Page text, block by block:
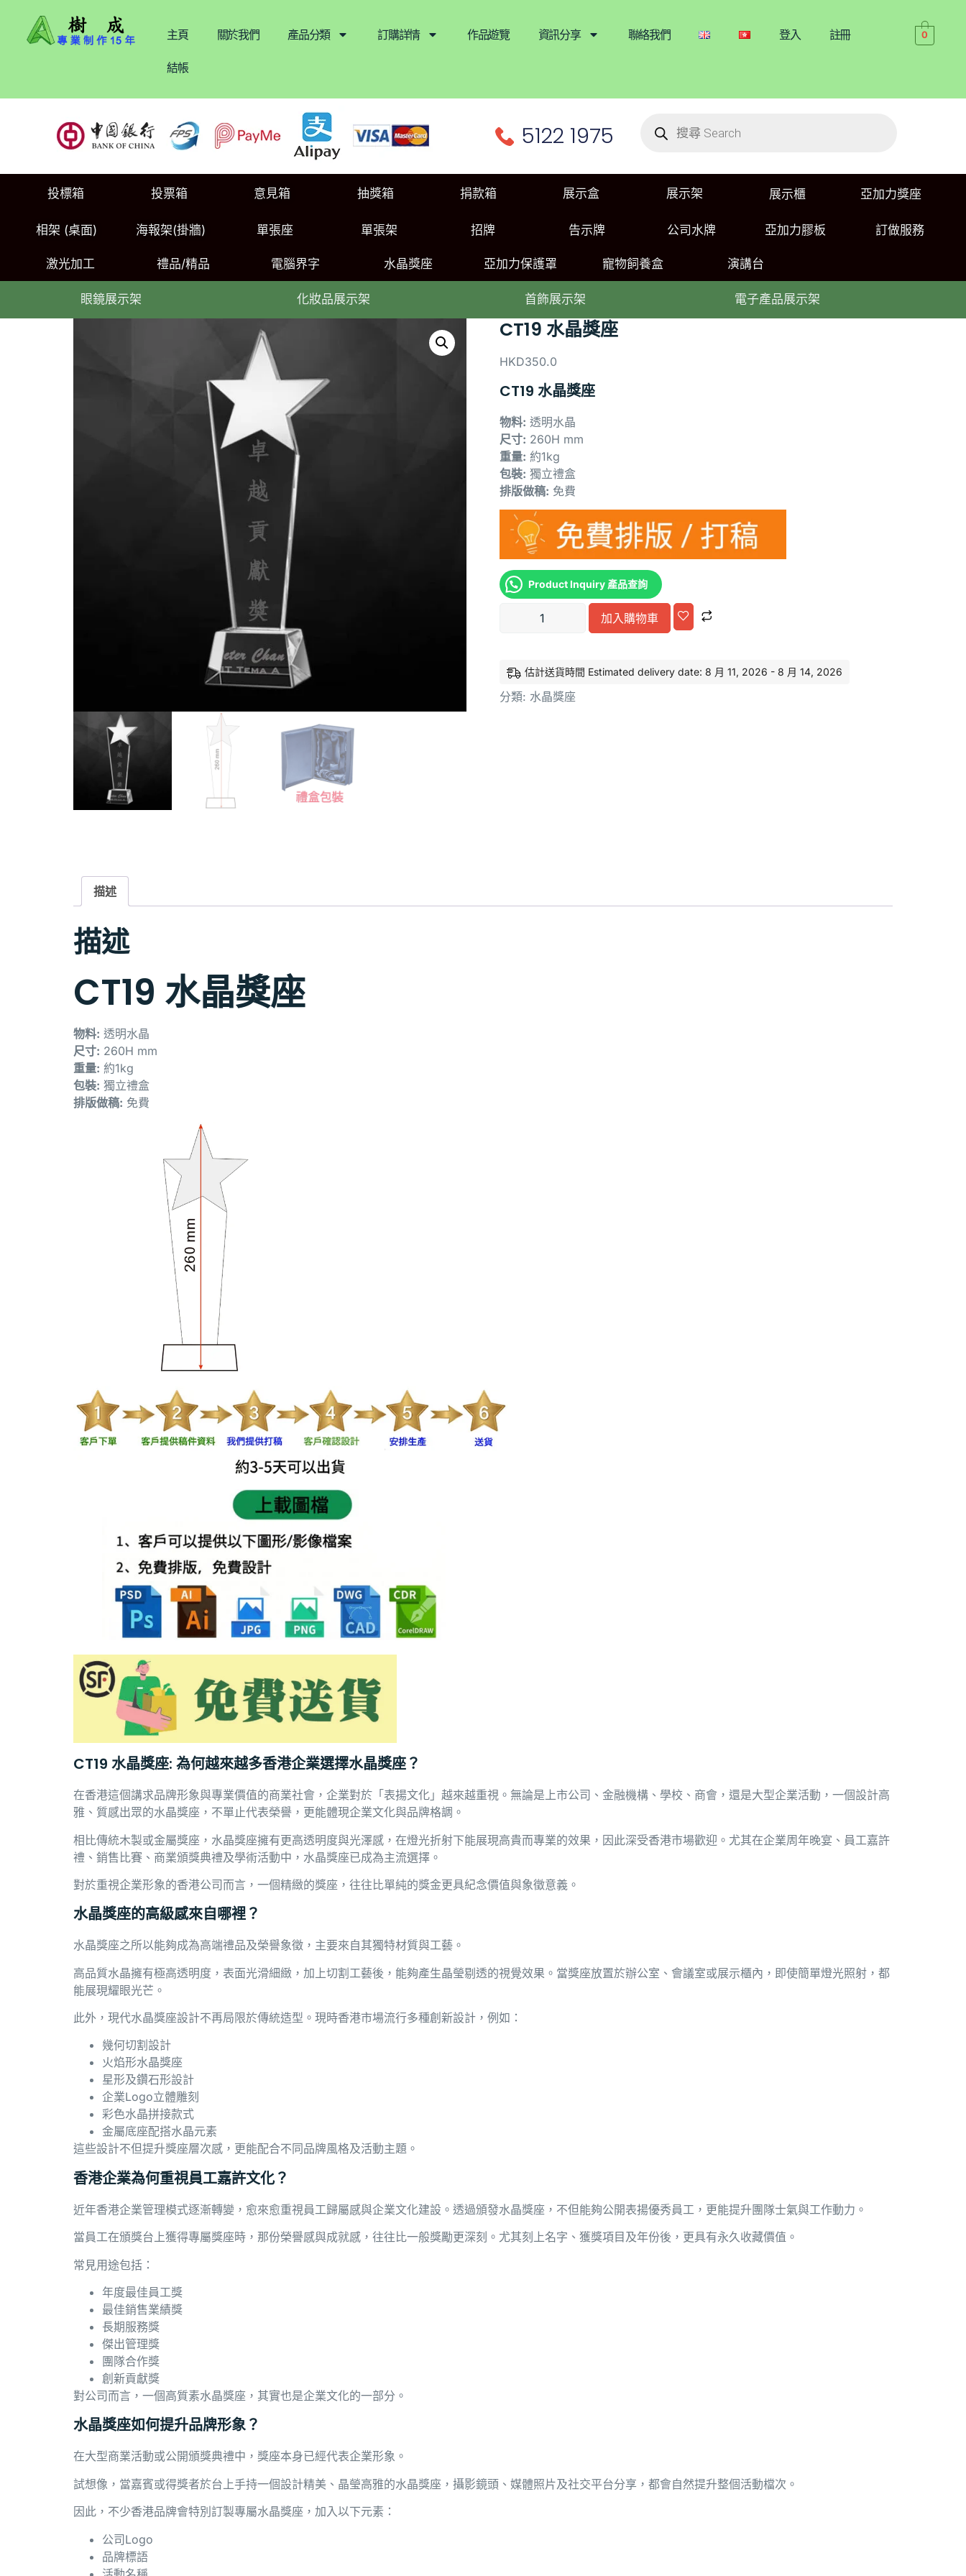
主頁 關於我們 產品分類 訂購詳情 作品遊覽 資訊分享 聯絡我們 登入 註冊
結帳
0
5122 1975
投標箱 投票箱 意見箱 抽獎箱 捐款箱 展示盒 展示架 展示櫃 亞加力獎座
相架 (桌面) 海報架(掛牆) 單張座 單張架 招牌 告示牌 公司水牌 亞加力膠板 訂做服務
激光加工 禮品/精品 電腦界字 水晶獎座 亞加力保護罩 寵物飼養盒 演講台
眼鏡展示架 化妝品展示架 首飾展示架 電子產品展示架
CT19 水晶獎座
HKD350.0
CT19 水晶獎座
物料: 透明水晶
尺寸: 260H mm
重量: 約1kg
包裝: 獨立禮盒
排版做稿: 免費
Product Inquiry 產品查詢
加入購物車
估計送貨時間 Estimated delivery date: 8 月 11, 2026 - 8 月 14, 2026
分類: 水晶獎座
描述
描述
CT19 水晶獎座
物料: 透明水晶
尺寸: 260H mm
重量: 約1kg
包裝: 獨立禮盒
排版做稿: 免費
CT19 水晶獎座: 為何越來越多香港企業選擇水晶獎座？
在香港這個講求品牌形象與專業價值的商業社會，企業對於「表揚文化」越來越重視。無論是上市公司、金融機構、學校、商會，還是大型企業活動，一個設計高
雅、質感出眾的水晶獎座，不單止代表榮譽，更能體現企業文化與品牌格調。
相比傳統木製或金屬獎座，水晶獎座擁有更高透明度與光澤感，在燈光折射下能展現高貴而專業的效果，因此深受香港市場歡迎。尤其在企業周年晚宴、員工嘉許
禮、銷售比賽、商業頒獎典禮及學術活動中，水晶獎座已成為主流選擇。
對於重視企業形象的香港公司而言，一個精緻的獎座，往往比單純的獎金更具紀念價值與象徵意義。
水晶獎座的高級感來自哪裡？
水晶獎座之所以能夠成為高端禮品及榮譽象徵，主要來自其獨特材質與工藝。
高品質水晶擁有極高透明度，表面光滑細緻，加上切割工藝後，能夠產生晶瑩剔透的視覺效果。當獎座放置於辦公室、會議室或展示櫃內，即使簡單燈光照射，都
能展現耀眼光芒。
此外，現代水晶獎座設計不再局限於傳統造型。現時香港市場流行多種創新設計，例如：
幾何切割設計
火焰形水晶獎座
星形及鑽石形設計
企業Logo立體雕刻
彩色水晶拼接款式
金屬底座配搭水晶元素
這些設計不但提升獎座層次感，更能配合不同品牌風格及活動主題。
香港企業為何重視員工嘉許文化？
近年香港企業管理模式逐漸轉變，愈來愈重視員工歸屬感與企業文化建設。透過頒發水晶獎座，不但能夠公開表揚優秀員工，更能提升團隊士氣與工作動力。
當員工在頒獎台上獲得專屬獎座時，那份榮譽感與成就感，往往比一般獎勵更深刻。尤其刻上名字、獲獎項目及年份後，更具有永久收藏價值。
常見用途包括：
年度最佳員工獎
最佳銷售業績獎
長期服務獎
傑出管理獎
團隊合作獎
創新貢獻獎
對公司而言，一個高質素水晶獎座，其實也是企業文化的一部分。
水晶獎座如何提升品牌形象？
在大型商業活動或公開頒獎典禮中，獎座本身已經代表企業形象。
試想像，當嘉賓或得獎者於台上手持一個設計精美、晶瑩高雅的水晶獎座，攝影鏡頭、媒體照片及社交平台分享，都會自然提升整個活動檔次。
因此，不少香港品牌會特別訂製專屬水晶獎座，加入以下元素：
公司Logo
品牌標語